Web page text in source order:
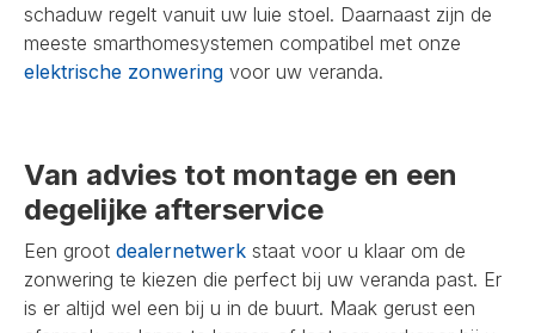
schaduw regelt vanuit uw luie stoel. Daarnaast zijn de
meeste smarthomesystemen compatibel met onze
elektrische zonwering voor uw veranda.
Van advies tot montage en een
degelijke afterservice
Een groot dealernetwerk staat voor u klaar om de
zonwering te kiezen die perfect bij uw veranda past. Er
is er altijd wel een bij u in de buurt. Maak gerust een